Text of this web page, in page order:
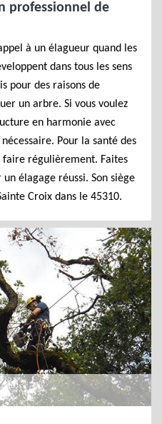
professionnel de
à un élagueur quand les
dans tous les sens
pour des raisons de
un arbre. Si vous voulez
en harmonie avec
Pour la santé des
faire régulièrement. Faites
élagage réussi. Son siège
Croix dans le 45310.